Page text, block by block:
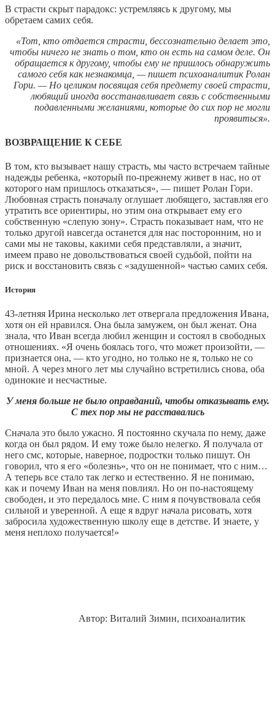
В страсти скрыт парадокс: устремляясь к другому, мы
обретаем самих себя.
«Тот, кто отдается страсти, бессознательно делает это,
чтобы ничего не знать о том, кто он есть на самом деле. Он
обращается к другому, чтобы ему не пришлось обнаружить
самого себя как незнакомца, — пишет психоаналитик Ролан
Гори. — Но целиком посвящая себя предмету своей страсти,
любящий иногда восстанавливает связь с собственными
подавленными желаниями, которые до сих пор не могли
проявиться».
ВОЗВРАЩЕНИЕ К СЕБЕ
В том, кто вызывает нашу страсть, мы часто встречаем тайные
надежды ребенка, «который по-прежнему живет в нас, но от
которого нам пришлось отказаться», — пишет Ролан Гори.
Любовная страсть поначалу оглушает любящего, заставляя его
утратить все ориентиры, но этим она открывает ему его
собственную «слепую зону». Страсть показывает нам, что не
только другой навсегда останется для нас посторонним, но и
сами мы не таковы, какими себя представляли, а значит,
имеем право не довольствоваться своей судьбой, пойти на
риск и восстановить связь с «задушенной» частью самих себя.
История
43-летняя Ирина несколько лет отвергала предложения Ивана,
хотя он ей нравился. Она была замужем, он был женат. Она
знала, что Иван всегда любил женщин и состоял в свободных
отношениях. «Я очень боялась того, что может произойти, —
признается она, — кто угодно, но только не я, только не со
мной. А через много лет мы случайно встретились снова, оба
одинокие и несчастные.
У меня больше не было оправданий, чтобы отказывать ему.
С тех пор мы не расставались
Сначала это было ужасно. Я постоянно скучала по нему, даже
когда он был рядом. И ему тоже было нелегко. Я получала от
него смс, которые, наверное, подростки только пишут. Он
говорил, что я его «болезнь», что он не понимает, что с ним…
А теперь все стало так легко и естественно. Я не понимаю,
как и почему Иван на меня повлиял. Но он по-настоящему
свободен, и это передалось мне. С ним я почувствовала себя
сильной и уверенной. А еще я вдруг начала рисовать, хотя
забросила художественную школу еще в детстве. И знаете, у
меня неплохо получается!»
Автор: Виталий Зимин, психоаналитик